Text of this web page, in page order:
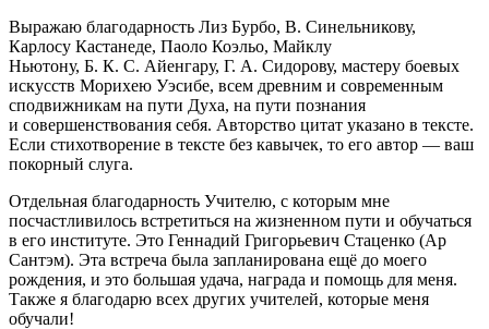
Выражаю благодарность Лиз Бурбо, В. Синельникову,
Карлосу Кастанеде, Паоло Коэльо, Майклу
Ньютону, Б. К. С. Айенгару, Г. А. Сидорову, мастеру боевых
искусств Морихею Уэсибе, всем древним и современным
сподвижникам на пути Духа, на пути познания
и совершенствования себя. Авторство цитат указано в тексте.
Если стихотворение в тексте без кавычек, то его автор — ваш
покорный слуга.
Отдельная благодарность Учителю, с которым мне
посчастливилось встретиться на жизненном пути и обучаться
в его институте. Это Геннадий Григорьевич Стаценко (Ар
Сантэм). Эта встреча была запланирована ещё до моего
рождения, и это большая удача, награда и помощь для меня.
Также я благодарю всех других учителей, которые меня
обучали!